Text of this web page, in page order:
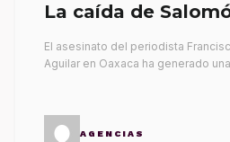
La caída de
El asesinato del periodista
Aguilar en Oaxaca ha generado
AGENCIAS